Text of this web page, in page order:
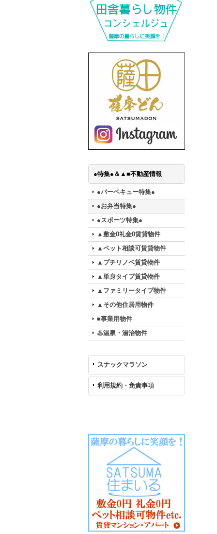
●特集●＆▲■不動産情報
●バーベキュー特集●
●お弁当特集●
●スポーツ特集●
▲敷金0礼金0賃貸物件
▲ペット相談可賃貸物件
▲プチリノベ賃貸物件
▲単身タイプ賃貸物件
▲ファミリータイプ物件
▲その他住居用物件
■事業用物件
♨温泉・湯治物件
スナックマラソン
利用規約・免責事項